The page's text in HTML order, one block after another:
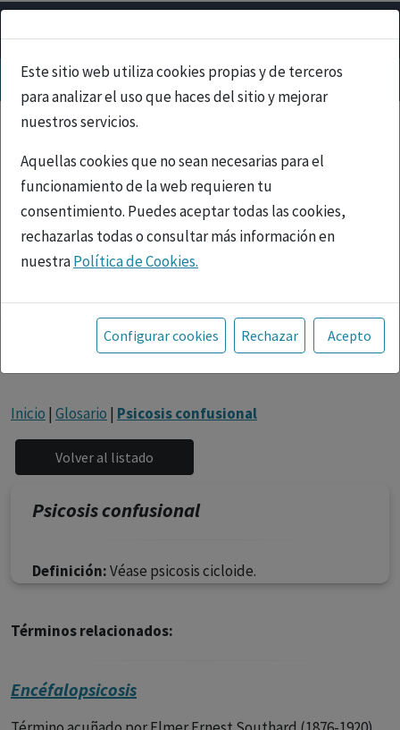
Este sitio web utiliza cookies propias y de terceros
para analizar el uso que haces del sitio y mejorar
nuestros servicios.
Aquellas cookies que no sean necesarias para el
funcionamiento de la web requieren tu
consentimiento. Puedes aceptar todas las cookies,
rechazarlas todas o consultar más información en
nuestraPolítica de Cookies.
Toda la información incluida en la Página Web está
referida a productos del mercado español y, por
tanto, dirigida a profesionales sanitarios legalmente
facultados para prescribir o dispensar medicamentos
fármacos se facilita a título meramente informativo,
siendo responsabilidad de los profesionales
facultados prescribir medicamentos y decidir, en cada
caso concreto, el tratamiento más adecuado a las
Configurar cookies Rechazar Acepto
Inicio | Glosario | Psicosis confusional
Psicosis confusional
Definición:Véase psicosis cicloide.
Términos relacionados:
Encéfalopsicosis